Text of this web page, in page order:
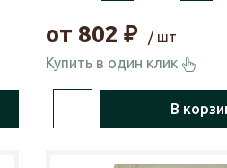
от 802 ₽
/ шт
Купить в один клик
В